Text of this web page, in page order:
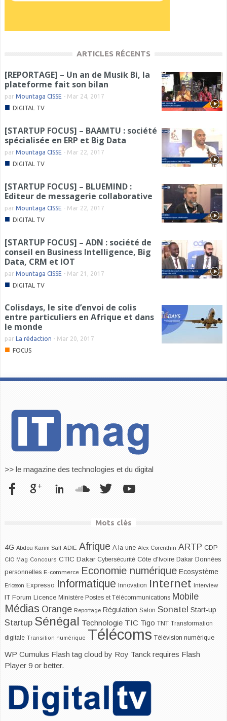
ARTICLES RÉCENTS
[REPORTAGE] – Un an de Musik Bi, la
plateforme fait son bilan
par Mountaga CISSE - Mar 24, 2017
■ DIGITAL TV
[STARTUP FOCUS] – BAAMTU : société
spécialisée en ERP et Big Data
par Mountaga CISSE - Mar 22, 2017
■ DIGITAL TV
[STARTUP FOCUS] – BLUEMIND :
Editeur de messagerie collaborative
par Mountaga CISSE - Mar 22, 2017
■ DIGITAL TV
[STARTUP FOCUS] – ADN : société de
conseil en Business Intelligence, Big
Data, CRM et IOT
par Mountaga CISSE - Mar 21, 2017
■ DIGITAL TV
Colisdays, le site d’envoi de colis
entre particuliers en Afrique et dans
le monde
par La rédaction - Mar 20, 2017
■ FOCUS
>> le magazine des technologies et du digital
Mots clés
4G Abdou Karim Sall ADIE Afrique A la une Alex Corenthin ARTP CDP
CIO Mag Concours CTIC Dakar Cybersécurité Côte d'Ivoire Dakar Données
personnelles E-commerce Economie numérique Ecosystème
Ericsson Expresso Informatique Innovation Internet Interview
IT Forum Licence Ministère Postes et Télécommunications Mobile
Médias Orange Reportage Régulation Salon Sonatel Start-up
Startup Sénégal Technologie TIC Tigo TNT Transformation
digitale Transition numérique Télécoms Télévision numérique
WP Cumulus Flash tag cloud by Roy Tanck requires Flash
Player 9 or better.